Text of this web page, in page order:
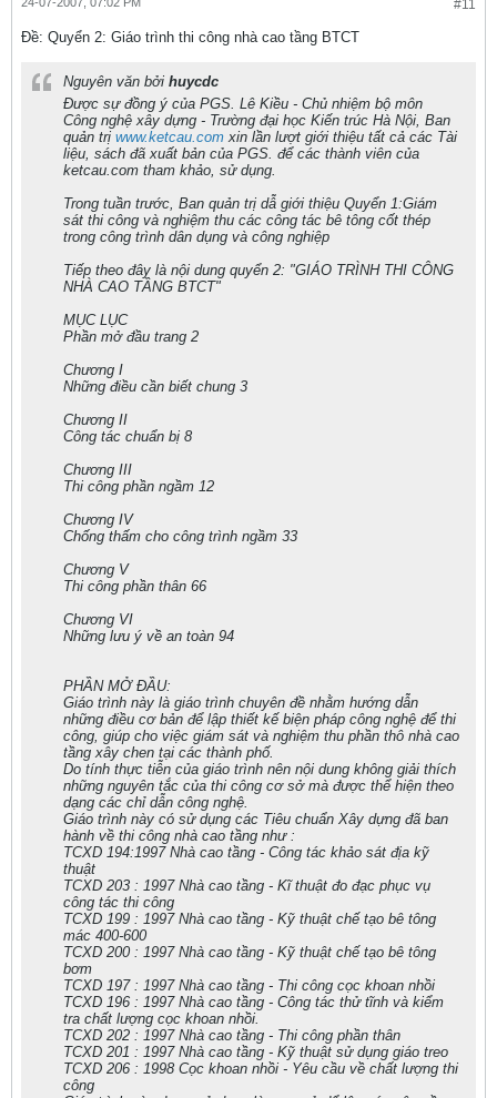
#11
Ðề: Quyển 2: Giáo trình thi công nhà cao tầng BTCT
Nguyên văn bởi huycdc
Được sự đồng ý của PGS. Lê Kiều - Chủ nhiệm bộ môn
Công nghệ xây dựng - Trường đại học Kiến trúc Hà Nội, Ban
quản trị www.ketcau.com xin lần lượt giới thiệu tất cả các Tài
liệu, sách đã xuất bản của PGS. để các thành viên của
ketcau.com tham khảo, sử dụng.
Trong tuần trước, Ban quản trị dẫ giới thiệu Quyển 1:Giám
sát thi công và nghiệm thu các công tác bê tông cốt thép
trong công trình dân dụng và công nghiệp
Tiếp theo đây là nội dung quyển 2: "GIÁO TRÌNH THI CÔNG
NHÀ CAO TẦNG BTCT"
MỤC LỤC
Phần mở đầu trang 2
Chương I
Những điều cần biết chung 3
Chương II
Công tác chuẩn bị 8
Chương III
Thi công phần ngầm 12
Chương IV
Chống thấm cho công trình ngầm 33
Chương V
Thi công phần thân 66
Chương VI
Những lưu ý về an toàn 94
PHẦN MỞ ĐẦU:
Giáo trình này là giáo trình chuyên đề nhằm hướng dẫn
những điều cơ bản để lập thiết kế biện pháp công nghệ để thi
công, giúp cho việc giám sát và nghiệm thu phần thô nhà cao
tầng xây chen tại các thành phố.
Do tính thực tiễn của giáo trình nên nội dung không giải thích
những nguyên tắc của thi công cơ sở mà được thể hiện theo
dạng các chỉ dẫn công nghệ.
Giáo trình này có sử dụng các Tiêu chuẩn Xây dựng đã ban
hành về thi công nhà cao tầng như :
TCXD 194:1997 Nhà cao tầng - Công tác khảo sát địa kỹ
thuật
TCXD 203 : 1997 Nhà cao tầng - Kĩ thuật đo đạc phục vụ
công tác thi công
TCXD 199 : 1997 Nhà cao tầng - Kỹ thuật chế tạo bê tông
mác 400-600
TCXD 200 : 1997 Nhà cao tầng - Kỹ thuật chế tạo bê tông
bơm
TCXD 197 : 1997 Nhà cao tầng - Thi công cọc khoan nhồi
TCXD 196 : 1997 Nhà cao tầng - Công tác thử tĩnh và kiểm
tra chất lượng cọc khoan nhồi.
TCXD 202 : 1997 Nhà cao tầng - Thi công phần thân
TCXD 201 : 1997 Nhà cao tầng - Kỹ thuật sử dụng giáo treo
TCXD 206 : 1998 Cọc khoan nhồi - Yêu cầu về chất lượng thi
công